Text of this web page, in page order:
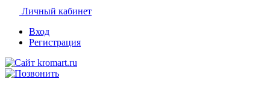
Личный кабинет
Вход
Регистрация